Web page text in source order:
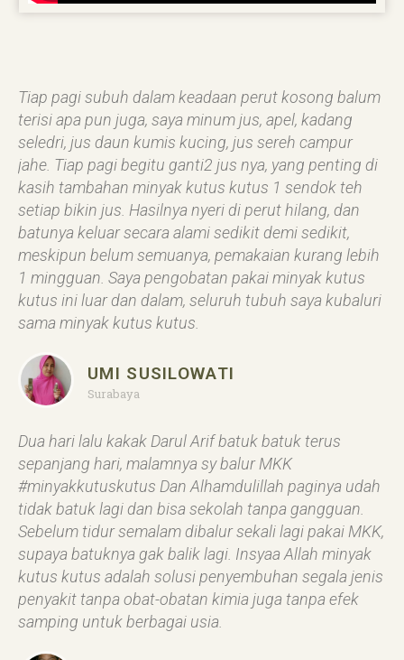
Tiap pagi subuh dalam keadaan perut kosong balum
terisi apa pun juga, saya minum jus, apel, kadang
seledri, jus daun kumis kucing, jus sereh campur
jahe. Tiap pagi begitu ganti2 jus nya, yang penting di
kasih tambahan minyak kutus kutus 1 sendok teh
setiap bikin jus. Hasilnya nyeri di perut hilang, dan
batunya keluar secara alami sedikit demi sedikit,
meskipun belum semuanya, pemakaian kurang lebih
1 mingguan. Saya pengobatan pakai minyak kutus
kutus ini luar dan dalam, seluruh tubuh saya kubaluri
sama minyak kutus kutus.
UMI SUSILOWATI
Surabaya
Dua hari lalu kakak Darul Arif batuk batuk terus
sepanjang hari, malamnya sy balur MKK
#minyakkutuskutus Dan Alhamdulillah paginya udah
tidak batuk lagi dan bisa sekolah tanpa gangguan.
Sebelum tidur semalam dibalur sekali lagi pakai MKK,
supaya batuknya gak balik lagi. Insyaa Allah minyak
kutus kutus adalah solusi penyembuhan segala jenis
penyakit tanpa obat-obatan kimia juga tanpa efek
samping untuk berbagai usia.